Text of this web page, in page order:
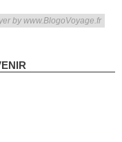
by www.BlogoVoyage.fr